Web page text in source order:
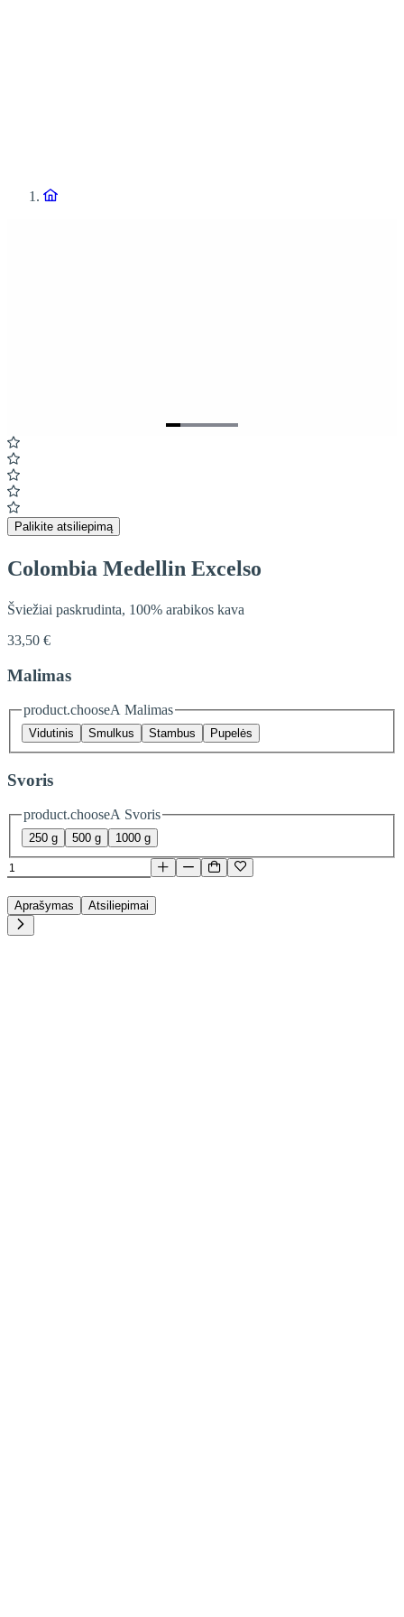
Item
1
of
5
Palikite atsiliepimą
Colombia Medellin Excelso
Šviežiai paskrudinta, 100% arabikos kava
33,50 €
Malimas
product.chooseA Malimas
Vidutinis Smulkus Stambus Pupelės
Svoris
product.chooseA Svoris
250 g 500 g 1000 g
Aprašymas Atsiliepimai